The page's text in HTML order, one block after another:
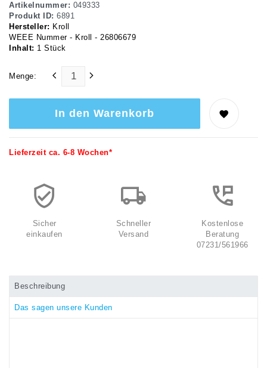
Artikelnummer: 049333
Produkt ID: 6891
Hersteller: Kroll
WEEE Nummer - Kroll - 26806679
Inhalt: 1 Stück
Menge:
In den Warenkorb
Lieferzeit ca. 6-8 Wochen*
Sicher
einkaufen
Schneller
Versand
Kostenlose
Beratung
07231/561966
Beschreibung
Das sagen unsere Kunden